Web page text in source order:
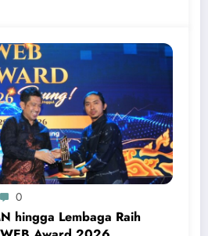
0
hingga Lembaga Raih